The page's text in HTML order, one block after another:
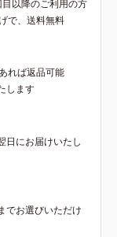
以降のご利用の方
で、送料無料
れば返品可能
します
日にお届けいたし
でお選びいただけ